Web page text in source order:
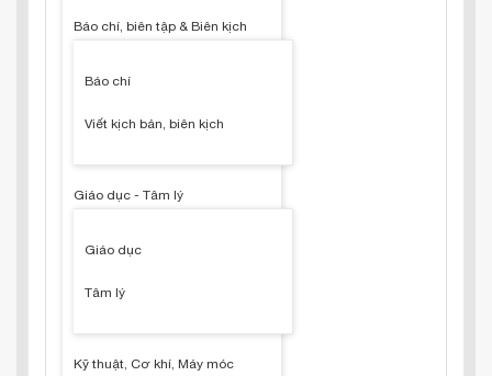
Báo chí, biên tập & Biên kịch
Báo chí
Viết kịch bản, biên kịch
Giáo dục - Tâm lý
Giáo dục
Tâm lý
Kỹ thuật, Cơ khí, Máy móc